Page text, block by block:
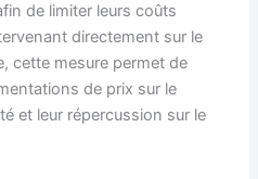
de limiter leurs coûts
directement sur le
cette mesure permet de
de prix sur le
et leur répercussion sur le